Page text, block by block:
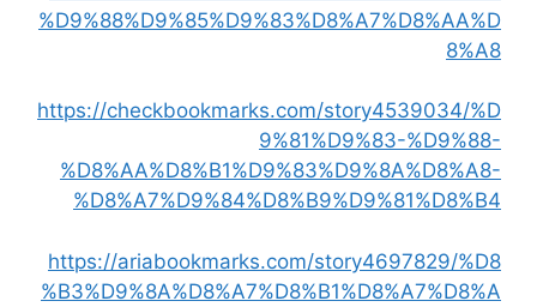
%D9%88%D9%85%D9%83%D8%A7%D8%AA%D
8%A8
https://checkbookmarks.com/story4539034/%D
9%81%D9%83-%D9%88-
%D8%AA%D8%B1%D9%83%D9%8A%D8%A8-
%D8%A7%D9%84%D8%B9%D9%81%D8%B4
https://ariabookmarks.com/story4697829/%D8
%B3%D9%8A%D8%A7%D8%B1%D8%A7%D8%A